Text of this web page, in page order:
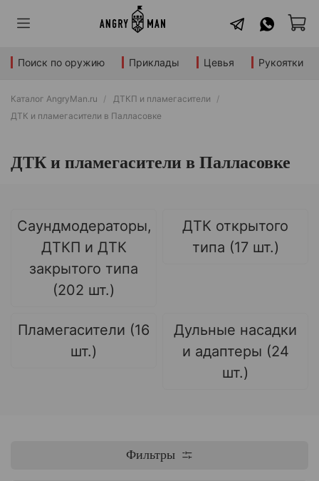
Поиск по оружию Приклады Цевья Рукоятки
Каталог AngryMan.ru
ДТКП и пламегасители
ДТК и пламегасители в Палласовке
ДТК и пламегасители в Палласовке
Саундмодераторы,
ДТКП и ДТК
закрытого типа
(202 шт.)
ДТК открытого
типа (17 шт.)
Пламегасители (16
шт.)
Дульные насадки
и адаптеры (24
шт.)
Фильтры